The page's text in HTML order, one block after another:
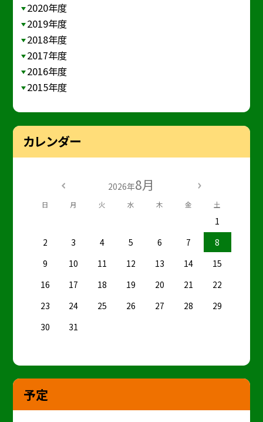
2020年度
2019年度
2018年度
2017年度
2016年度
2015年度
カレンダー
2026年8月
日 月 火 水 木 金 土
1
2
3 4 5 6 7
8
9
10 11 12 13 14
15
16
17 18 19 20 21
22
23
24 25 26 27 28
29
30
31
予定